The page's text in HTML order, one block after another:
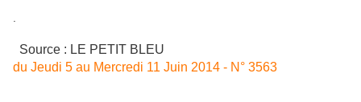
Source : LE PETIT BLEU
du Jeudi 5 au Mercredi 11 Juin 2014 - N° 3563